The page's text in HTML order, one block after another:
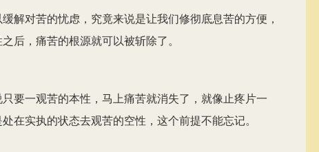
解对苦的忧虑，究竟来说是让我们修彻底息苦的方便，
后，痛苦的根源就可以被斩除了。
要一观苦的本性，马上痛苦就消失了，就像止疼片一
在实执的状态去观苦的空性，这个前提不能忘记。